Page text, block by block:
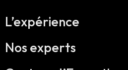
L’expérience
Nos experts